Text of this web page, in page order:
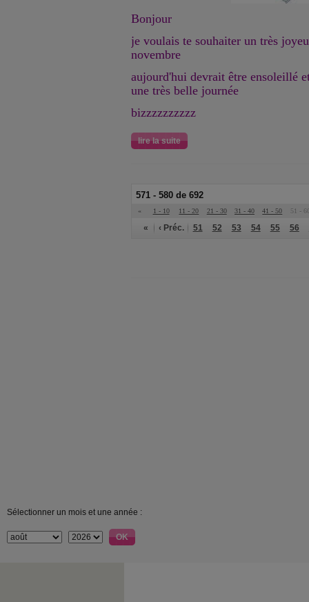
Bonjour
je voulais te souhaiter un très
novembre
aujourd'hui devrait être ensoleillé
une très belle journée
bizzzzzzzzzz
lire la suite
571 - 580 de 692
« 1 - 10 11 - 20 21 - 30 31 - 40 41 - 50 51 -
« ‹ Préc. 51 52 53 54 55 56
Sélectionner un mois et une année :